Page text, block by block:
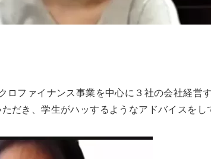
ロファイナンス事業を中心に３社の会社経
だき、学生がハッするようなアドバイスをし